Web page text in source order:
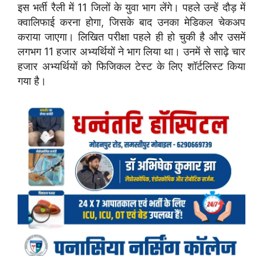
इस भर्ती रैली में 11 जिलों के युवा भाग लेंगे। पहले उन्हें दौड़ में
क्वालिफाई करना होगा, जिसके बाद उनका मेडिकल चेकअप
कराया जाएगा। लिखित परीक्षा पहले ही हो चुकी है और उसमें
लगभग 11 हजार अभ्यर्थियों ने भाग लिया था। उनमें से साढ़े चार
हजार अभ्यर्थियों को फिजिकल टेस्ट के लिए शॉर्टलिस्ट किया
गया है।